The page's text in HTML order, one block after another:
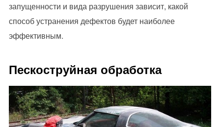
запущенности и вида разрушения зависит, какой
способ устранения дефектов будет наиболее
эффективным.
Пескоструйная обработка